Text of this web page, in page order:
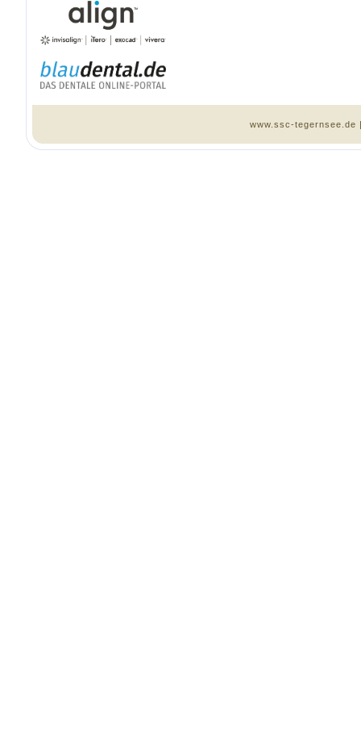
www.ssc-tegernsee.de